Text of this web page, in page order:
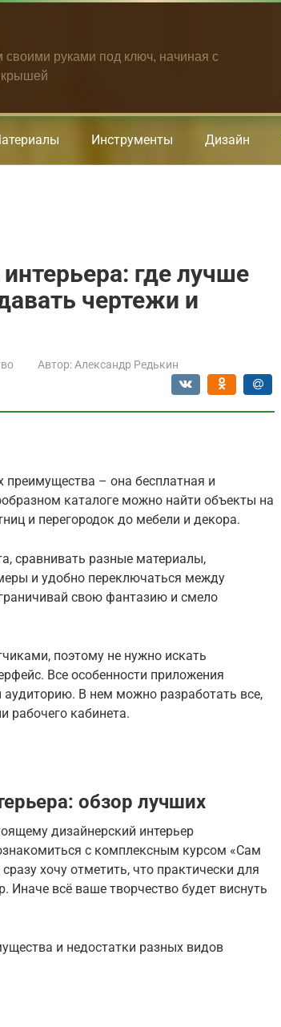
своими руками под ключ, начиная с
крышей
Инструменты Дизайн
где лучше
чертежи и
Автор: Александр Редькин
– она бесплатная и
каталоге можно найти объекты на
и перегородок до мебели и декора.
сравнивать разные материалы,
и удобно переключаться между
свою фантазию и смело
поэтому не нужно искать
Все особенности приложения
В нем можно разработать все,
рабочего кабинета.
обзор лучших
дизайнерский интерьер
с комплексным курсом «Сам
хочу отметить, что практически для
Иначе всё ваше творчество будет виснуть
и недостатки разных видов